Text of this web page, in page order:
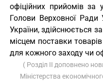
офіційних прийомів за
Голови Верховної Ради
України, здійснюється
місцем поставки
для кожного заходу чи
( Розділ II доповнено
Міністерства